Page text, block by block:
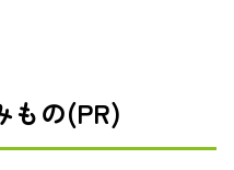
もの(PR)